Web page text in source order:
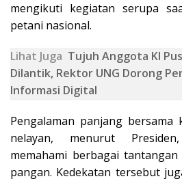
mengikuti kegiatan serupa
petani nasional.
Lihat Juga Tujuh Anggota KI
Dilantik, Rektor UNG Dorong
Informasi Digital
Pengalaman panjang bersama
nelayan, menurut
memahami berbagai
pangan. Kedekatan tersebut